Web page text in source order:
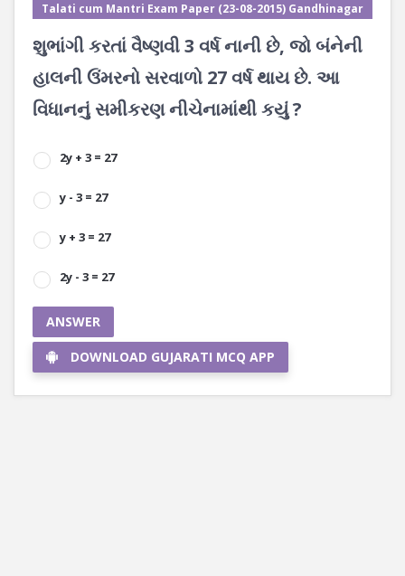
Talati cum Mantri Exam Paper (23-08-2015) Gandhinagar
શુભાંગી કરતાં વૈષ્ણવી 3 વર્ષ નાની છે, જો બંનેની
હાલની ઉંમરનો સરવાળો 27 વર્ષ થાય છે. આ
વિધાનનું સમીકરણ નીચેનામાંથી કયું ?
2y + 3 = 27
y - 3 = 27
y + 3 = 27
2y - 3 = 27
ANSWER
DOWNLOAD GUJARATI MCQ APP